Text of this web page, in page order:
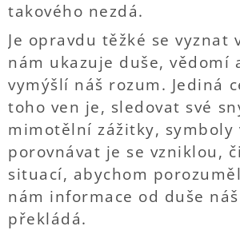
takového nezdá.
Je opravdu těžké se vyznat
nám ukazuje duše, vědomí
vymýšlí náš rozum. Jediná
toho ven je, sledovat své
mimotělní zážitky, symboly
porovnávat je se vzniklou,
situací, abychom
nám informace od duše
překládá.